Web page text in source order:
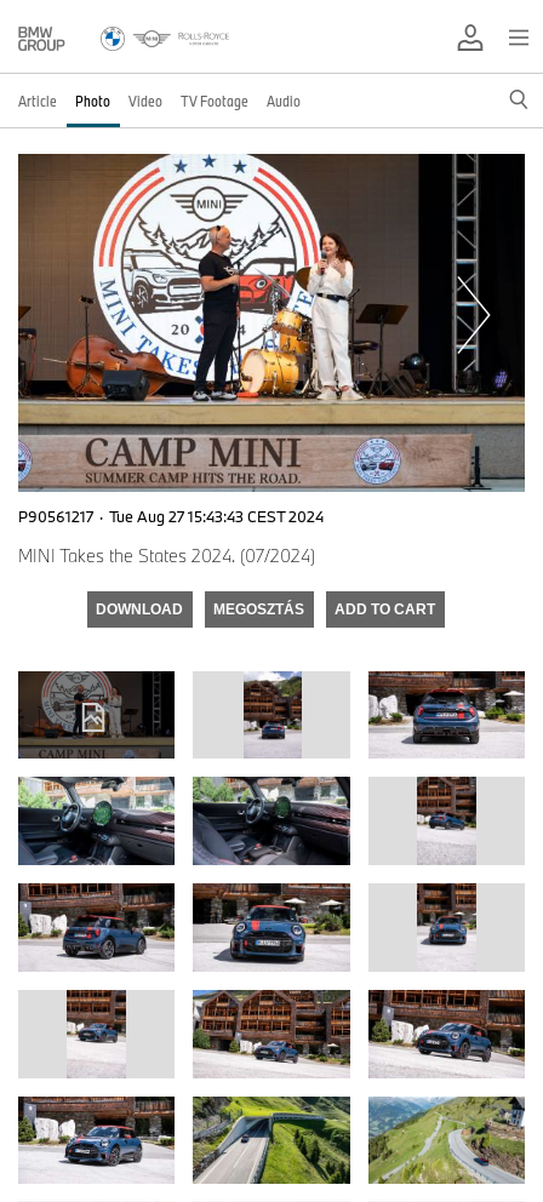
Article Photo Video TV Footage Audio
P90561217 · Tue Aug 27 15:43:43 CEST 2024
MINI Takes the States 2024. (07/2024)
DOWNLOAD MEGOSZTÁS ADD TO CART